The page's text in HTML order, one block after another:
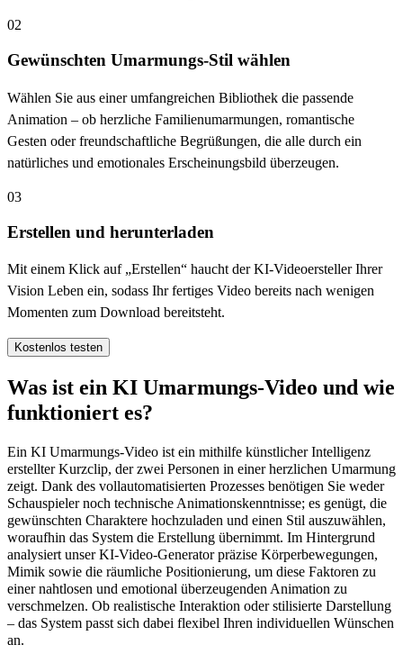
02
Gewünschten Umarmungs-Stil wählen
Wählen Sie aus einer umfangreichen Bibliothek die passende
Animation – ob herzliche Familienumarmungen, romantische
Gesten oder freundschaftliche Begrüßungen, die alle durch ein
natürliches und emotionales Erscheinungsbild überzeugen.
03
Erstellen und herunterladen
Mit einem Klick auf „Erstellen“ haucht der KI-Videoersteller Ihrer
Vision Leben ein, sodass Ihr fertiges Video bereits nach wenigen
Momenten zum Download bereitsteht.
Kostenlos testen
Was ist ein KI Umarmungs-Video und wie
funktioniert es?
Ein KI Umarmungs-Video ist ein mithilfe künstlicher Intelligenz
erstellter Kurzclip, der zwei Personen in einer herzlichen Umarmung
zeigt. Dank des vollautomatisierten Prozesses benötigen Sie weder
Schauspieler noch technische Animationskenntnisse; es genügt, die
gewünschten Charaktere hochzuladen und einen Stil auszuwählen,
woraufhin das System die Erstellung übernimmt. Im Hintergrund
analysiert unser KI-Video-Generator präzise Körperbewegungen,
Mimik sowie die räumliche Positionierung, um diese Faktoren zu
einer nahtlosen und emotional überzeugenden Animation zu
verschmelzen. Ob realistische Interaktion oder stilisierte Darstellung
– das System passt sich dabei flexibel Ihren individuellen Wünschen
an.